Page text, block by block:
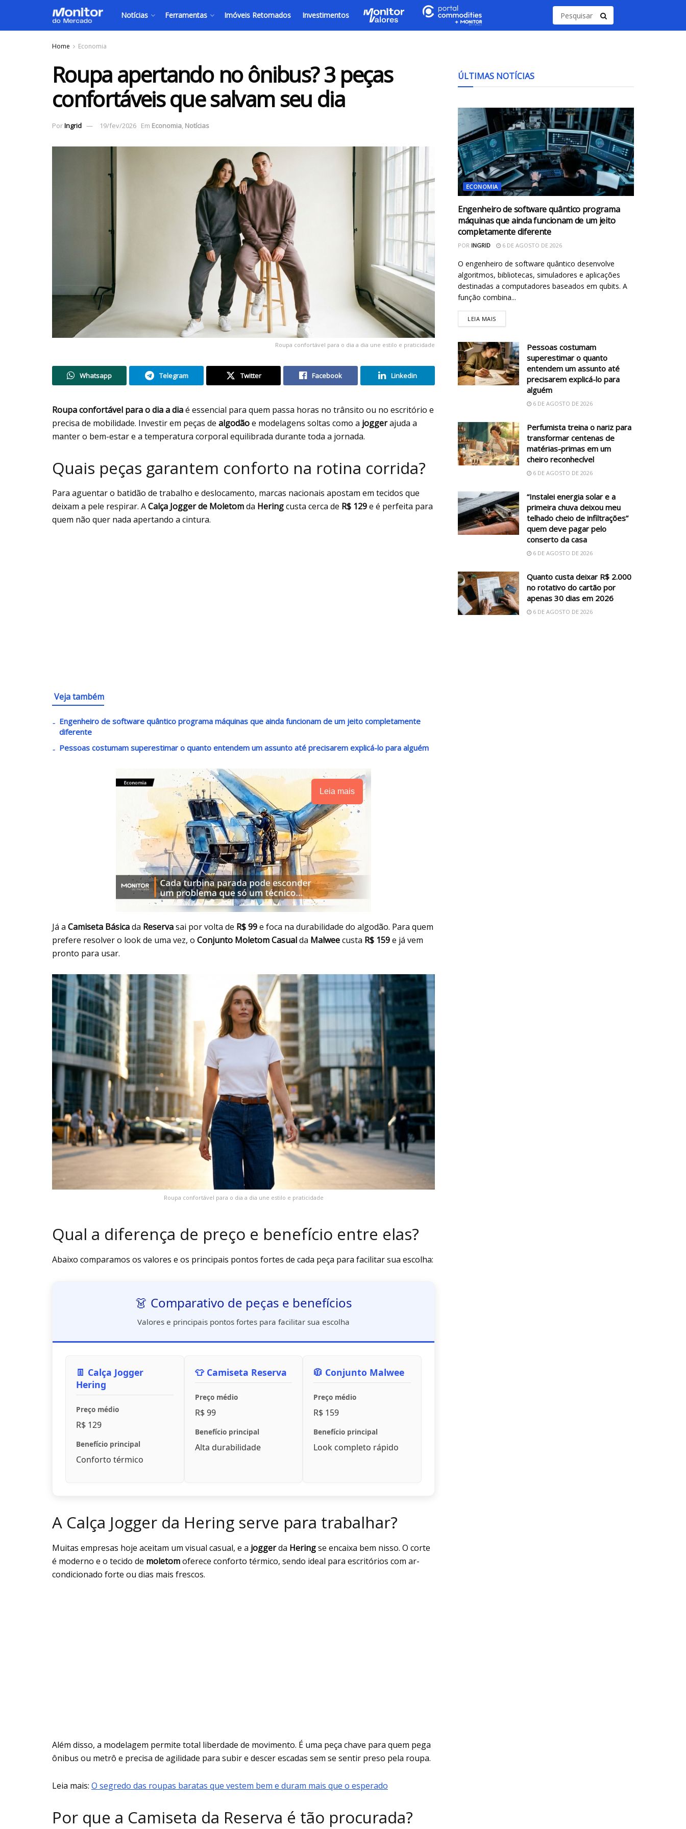
Notícias Ferramentas Imóveis Retomados Investimentos
Home Economia
Roupa apertando no ônibus? 3 peças
confortáveis que salvam seu dia
PorIngrid 19/fev/2026 Em Economia, Notícias
Roupa confortável para o dia a dia une estilo e praticidade
Whatsapp Telegram Twitter Facebook Linkedin
Roupa confortável para o dia a diaé essencial para quem passa horas no trânsito ou no escritório e
precisa de mobilidade. Investir em peças de algodãoe modelagens soltas como a joggerajuda a
manter o bem-estar e a temperatura corporal equilibrada durante toda a jornada.
Quais peças garantem conforto na rotina corrida?
Para aguentar o batidão de trabalho e deslocamento, marcas nacionais apostam em tecidos que
deixam a pele respirar. ACalça Jogger de Moletomda Heringcusta cerca de R$ 129e é perfeita para
quem não quer nada apertando a cintura.
Veja também
Engenheiro de software quântico programa máquinas que ainda funcionam de um jeito completamente
diferente
Pessoas costumam superestimar o quanto entendem um assunto até precisarem explicá-lo para alguém
Leia mais
Já a Camiseta Básicada Reservasai por volta de R$ 99e foca na durabilidade do algodão. Para quem
prefere resolver o look de uma vez, o Conjunto Moletom Casualda Malweecusta R$ 159e já vem
pronto para usar.
Roupa confortável para o dia a dia une estilo e praticidade
Qual a diferença de preço e benefício entre elas?
Abaixo comparamos os valores e os principais pontos fortes de cada peça para facilitar sua escolha:
👗 Comparativo de peças e benefícios
Valores e principais pontos fortes para facilitar sua escolha
👖 Calça Jogger
Hering
Preço médio
R$ 129
Benefício principal
Conforto térmico
👕 Camiseta Reserva
Preço médio
R$ 99
Benefício principal
Alta durabilidade
🧥 Conjunto Malwee
Preço médio
R$ 159
Benefício principal
Look completo rápido
A Calça Jogger da Hering serve para trabalhar?
Muitas empresas hoje aceitam um visual casual, e a joggerda Heringse encaixa bem nisso. O corte
é moderno e o tecido de moletomoferece conforto térmico, sendo ideal para escritórios com ar-
condicionado forte ou dias mais frescos.
Além disso, a modelagem permite total liberdade de movimento. É uma peça chave para quem pega
ônibus ou metrô e precisa de agilidade para subir e descer escadas sem se sentir preso pela roupa.
Leia mais: O segredo das roupas baratas que vestem bem e duram mais que o esperado
Por que a Camiseta da Reserva é tão procurada?
ÚLTIMAS NOTÍCIAS
ECONOMIA
Engenheiro de software quântico programa
máquinas que ainda funcionam de um jeito
completamente diferente
POR INGRID 6 DE AGOSTO DE 2026
O engenheiro de software quântico desenvolve
algoritmos, bibliotecas, simuladores e aplicações
destinadas a computadores baseados em qubits. A
função combina...
LEIA MAIS
Pessoas costumam
superestimar o quanto
entendem um assunto até
precisarem explicá-lo para
alguém
6 DE AGOSTO DE 2026
Perfumista treina o nariz para
transformar centenas de
matérias-primas em um
cheiro reconhecível
6 DE AGOSTO DE 2026
“Instalei energia solar e a
primeira chuva deixou meu
telhado cheio de infiltrações”
quem deve pagar pelo
conserto da casa
6 DE AGOSTO DE 2026
Quanto custa deixar R$ 2.000
no rotativo do cartão por
apenas 30 dias em 2026
6 DE AGOSTO DE 2026